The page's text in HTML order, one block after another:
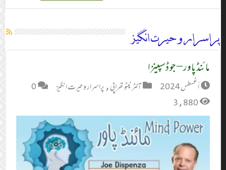
پراسرار و حیرت انگیز
مائنڈ پاور – جو ڈسپینزا
أغسطس 2024 آلٹر نیٹو تھراپی,پراسرار و حیرت انگیز
0
3,880